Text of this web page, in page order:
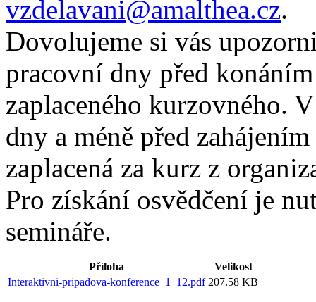
vzdelavani@amalthea.cz.
Dovolujeme si vás
pracovní dny před
zaplaceného kurzovného.
dny a méně před
zaplacená za kurz z
Pro získání osvědčení je
semináře.
Příloha
Velikost
Interaktivni-pripadova-konference_1_12.pdf 207.58 KB